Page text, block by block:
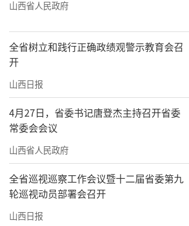
滨河自行车道上，一边呼吸着新鲜
欣赏沿途美景，感觉真不错。”
回顾汾河太原城区段生态修复
程，就是太原市牢记领袖殷殷嘱
习近平生态文明思想的过程。近
牢固树立“绿水青山就是金山银
着力全域治山、系统治水、强力治
城，坚持“四治”一体推进，协同
污扩绿增长，统筹推动产业结构调
理、生态保护、城市治理等重点工
汾河太原城区段全面完成治理，
山西省人民政府
全省树立和践行正确政绩观警示教育会召
开
山西日报
4月27日，省委书记唐登杰主持召开省委
常委会会议
山西省人民政府
全省巡视巡察工作会议暨十二届省委第九
轮巡视动员部署会召开
山西日报